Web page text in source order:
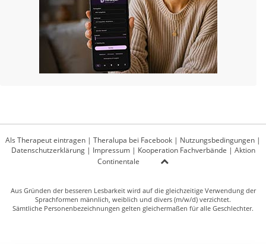
Als Therapeut eintragen | Theralupa bei Facebook | Nutzungsbedingungen |
Datenschutzerklärung| Impressum| Kooperation Fachverbände | Aktion
Continentale
Aus Gründen der besseren Lesbarkeit wird auf die gleichzeitige Verwendung der
Sprachformen männlich, weiblich und divers (m/w/d) verzichtet.
Sämtliche Personenbezeichnungen gelten gleichermaßen für alle Geschlechter.